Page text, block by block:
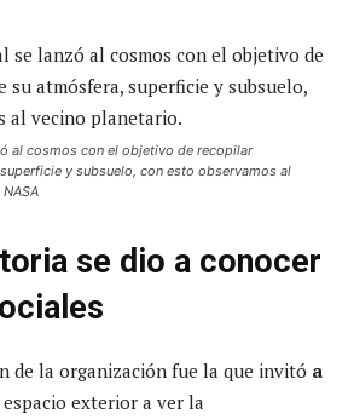
al cosmos con el objetivo de recopilar
y subsuelo, con esto observamos al
se dio a conocer
de la organización fue la que invitó a
exterior a ver la